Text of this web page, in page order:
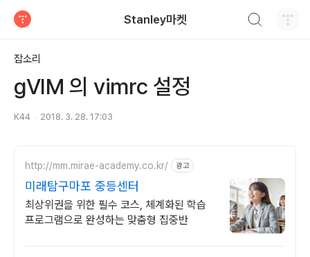
Stanley마켓
잡소리
gVIM 의 vimrc 설정
K44 2018. 3. 28. 17:03
http://mm.mirae-academy.co.kr/ 광고
미래탐구마포 중등센터
최상위권을 위한 필수 코스, 체계화된 학습
프로그램으로 완성하는 맞춤형 집중반